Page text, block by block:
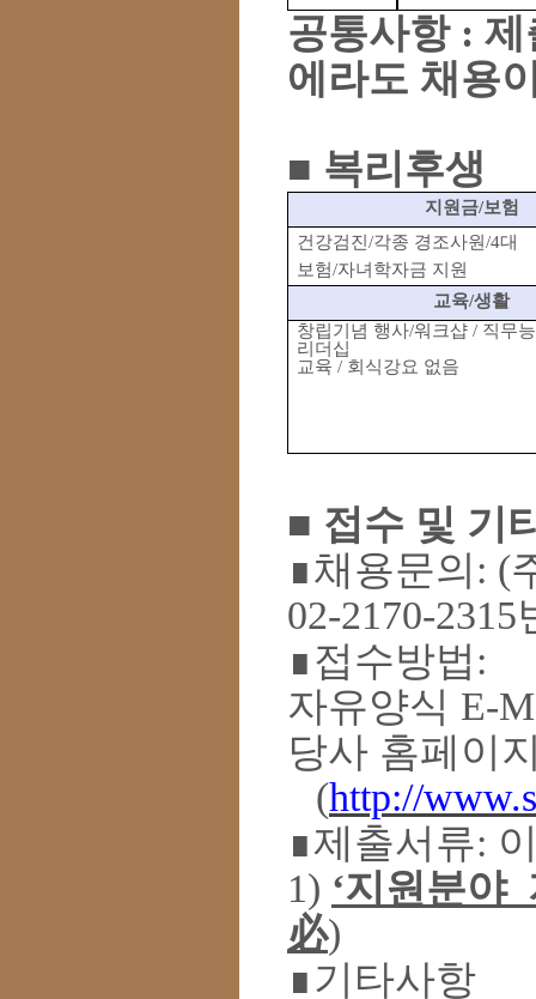
공통사항 : 제
에라도 채용
■ 복리후생
지원금/보험
건강검진 /각종 경조사원/4대
보험/자녀학자금 지원
교육/생활
창립기념 행사/워크샵 / 직무
리더십
교육 / 회식강요 없음
■ 접수 및 기
∎채용문의 : (
02-2170-2315
∎접수방법:
자유양식 E-
당사 홈페이
(http://
∎제출서류:
1) ‘지원분야_
必)
∎기타사항